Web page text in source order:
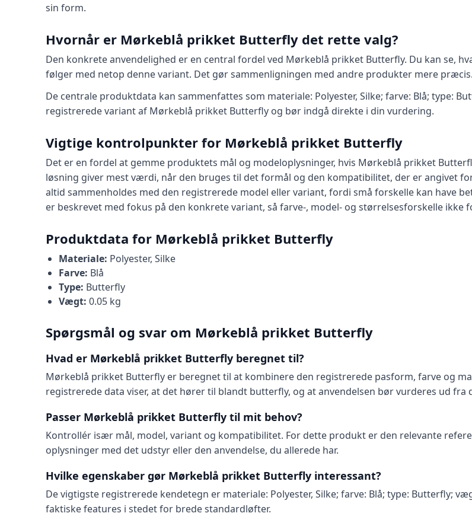
sin form.
Hvornår er Mørkeblå prikket Butterfly det rette valg?
Den konkrete anvendelighed er en central fordel ved Mørkeblå prikket Butterfly. Du kan se,
følger med netop denne variant. Det gør sammenligningen med andre produkter mere præcis.
De centrale produktdata kan sammenfattes som materiale: Polyester, Silke; farve: Blå; type:
registrerede variant af Mørkeblå prikket Butterfly og bør indgå direkte i din vurdering.
Vigtige kontrolpunkter for Mørkeblå prikket Butterfly
Det er en fordel at gemme produktets mål og modeloplysninger, hvis Mørkeblå prikket
løsning giver mest værdi, når den bruges til det formål og den kompatibilitet, der er angivet
altid sammenholdes med den registrerede model eller variant, fordi små forskelle kan have
er beskrevet med fokus på den konkrete variant, så farve-, model- og størrelsesforskelle ikke
Produktdata for Mørkeblå prikket Butterfly
Materiale: Polyester, Silke
Farve: Blå
Type: Butterfly
Vægt: 0.05 kg
Spørgsmål og svar om Mørkeblå prikket Butterfly
Hvad er Mørkeblå prikket Butterfly beregnet til?
Mørkeblå prikket Butterfly er beregnet til at kombinere den registrerede pasform, farve og
registrerede data viser, at det hører til blandt butterfly, og at anvendelsen bør vurderes ud fra
Passer Mørkeblå prikket Butterfly til mit behov?
Kontrollér især mål, model, variant og kompatibilitet. For dette produkt er den relevante
oplysninger med det udstyr eller den anvendelse, du allerede har.
Hvilke egenskaber gør Mørkeblå prikket Butterfly interessant?
De vigtigste registrerede kendetegn er materiale: Polyester, Silke; farve: Blå; type: Butterfly;
faktiske features i stedet for brede standardløfter.